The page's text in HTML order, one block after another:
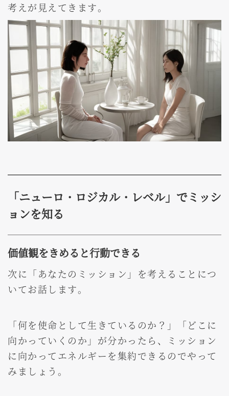
考えが見えてきます。
「ニューロ・ロジカル・レベル」でミッシ
ョンを知る
価値観をきめると行動できる
次に「あなたのミッション」を考えることにつ
いてお話します。
「何を使命として生きているのか？」「どこに
向かっていくのか」が分かったら、ミッション
に向かってエネルギーを集約できるのでやって
みましょう。